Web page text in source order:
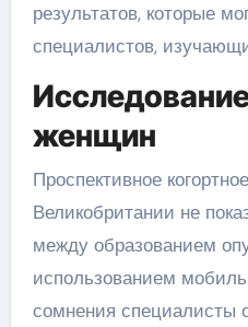
результатов, которые
специалистов,
женщин
Проспективное
Великобритании не
между образованием
использованием
сомнения специалисты